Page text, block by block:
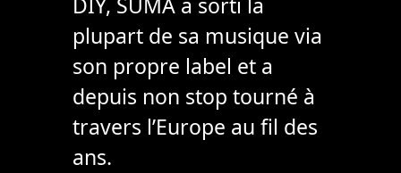
plupart de sa musique via
son propre label et a
depuis non stop tourné à
travers l’Europe au fil des
ans.